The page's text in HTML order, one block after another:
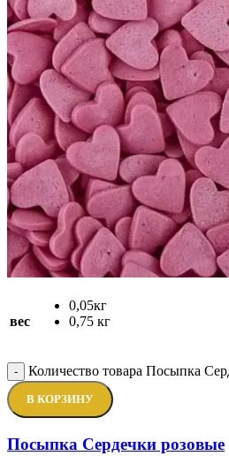
вес
0,05кг
0,75 кг
- Количество товара Посыпка
В КОРЗИНУ
Посыпка Сердечки розовые